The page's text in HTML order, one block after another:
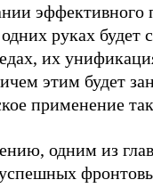
эффективного
руках будет
их
этим будет
применение
одним из